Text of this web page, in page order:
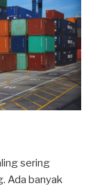
sering
Ada banyak